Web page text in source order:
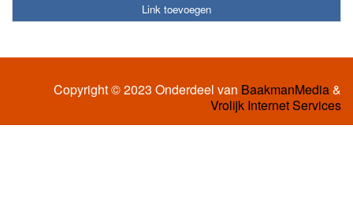
Link toevoegen
Copyright © 2023 Onderdeel van BaakmanMedia&
Vrolijk Internet Services